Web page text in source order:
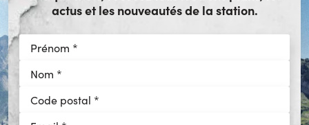
actus et les nouveautés de la station.